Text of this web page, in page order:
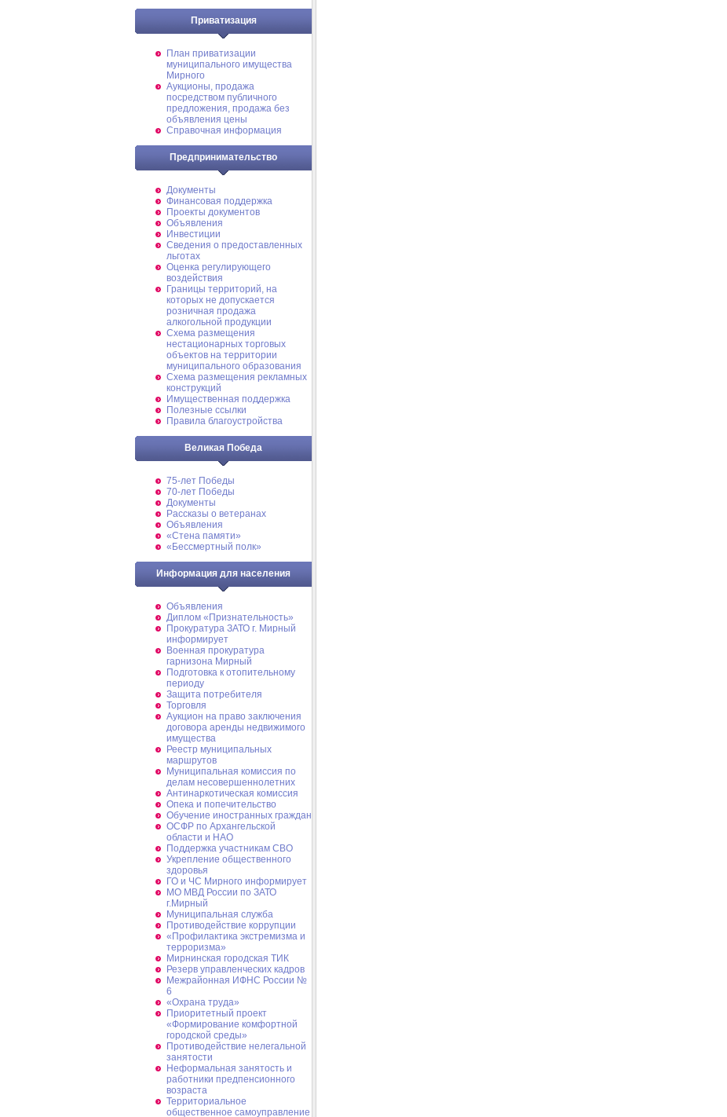
Приватизация
План приватизации
муниципального имущества
Мирного
Аукционы, продажа
посредством публичного
предложения, продажа без
объявления цены
Справочная информация
Предпринимательство
Документы
Финансовая поддержка
Проекты документов
Объявления
Инвестиции
Сведения о предоставленных
льготах
Оценка регулирующего
воздействия
Границы территорий, на
которых не допускается
розничная продажа
алкогольной продукции
Схема размещения
нестационарных торговых
объектов на территории
муниципального образования
Схема размещения рекламных
конструкций
Имущественная поддержка
Полезные ссылки
Правила благоустройства
Великая Победа
75-лет Победы
70-лет Победы
Документы
Рассказы о ветеранах
Объявления
«Стена памяти»
«Бессмертный полк»
Информация для населения
Объявления
Диплом «Признательность»
Прокуратура ЗАТО г. Мирный
информирует
Военная прокуратура
гарнизона Мирный
Подготовка к отопительному
периоду
Защита потребителя
Торговля
Аукцион на право заключения
договора аренды недвижимого
имущества
Реестр муниципальных
маршрутов
Муниципальная комиссия по
делам несовершеннолетних
Антинаркотическая комиссия
Опека и попечительство
Обучение иностранных граждан
ОСФР по Архангельской
области и НАО
Поддержка участникам СВО
Укрепление общественного
здоровья
ГО и ЧС Мирного информирует
МО МВД России по ЗАТО
г.Мирный
Муниципальная cлужба
Противодействие коррупции
«Профилактика экстремизма и
терроризма»
Мирнинская городская ТИК
Резерв управленческих кадров
Межрайонная ИФНС России №
6
«Охрана труда»
Приоритетный проект
«Формирование комфортной
городской среды»
Противодействие нелегальной
занятости
Неформальная занятость и
работники предпенсионного
возраста
Территориальное
общественное самоуправление